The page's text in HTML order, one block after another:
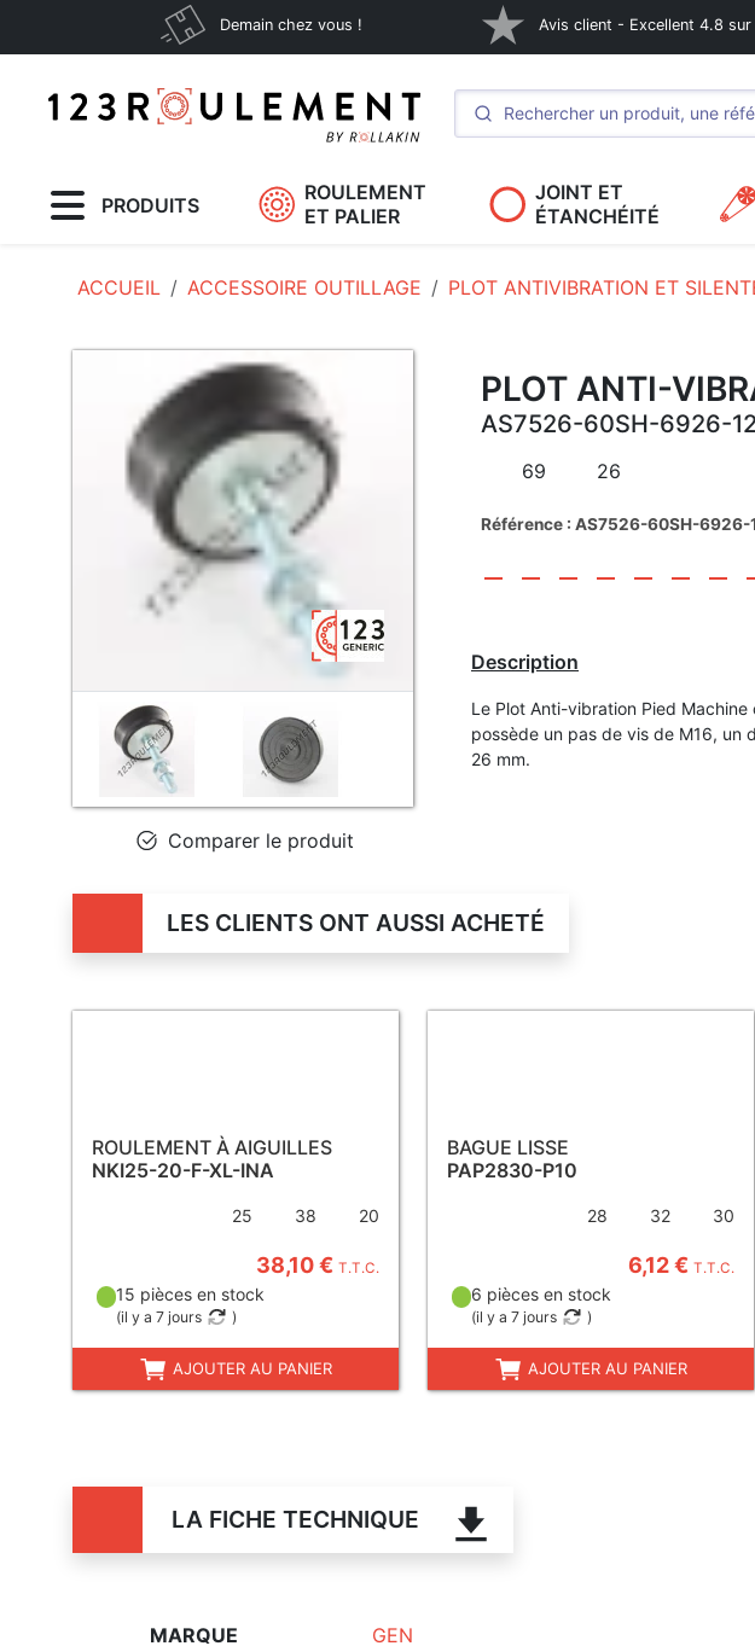
Demain chez vous ! Avis client - Excellent 4.8 sur
PRODUITS
ROULEMENT
ET PALIER
JOINT ET
ÉTANCHÉITÉ
ACCUEIL ACCESSOIRE OUTILLAGE PLOT ANTIVIBRATION ET
Comparer le produit
PLOT ANTI-
AS7526-60SH-6926-12
69 26
Référence : AS7526-60SH-6926-
Description
Le Plot Anti-vibration Pied
possède un pas de vis de M16, un
26 mm.
LES CLIENTS ONT AUSSI ACHETÉ
ROULEMENT À AIGUILLES
NKI25-20-F-XL-INA
25 38 20
38,10 € T.T.C.
15 pièces en stock
(il y a 7 jours )
AJOUTER AU PANIER
BAGUE LISSE
PAP2830-P10
28 32 30
6,12 € T.T.C.
6 pièces en stock
(il y a 7 jours )
AJOUTER AU PANIER
LA FICHE TECHNIQUE
MARQUE GEN